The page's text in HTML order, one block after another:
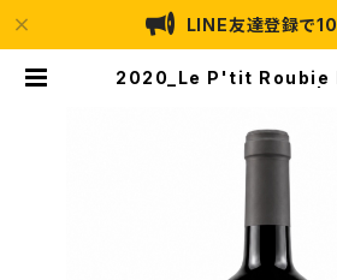
LINE友達登録で
2020_Le P'tit Roubie
ー）